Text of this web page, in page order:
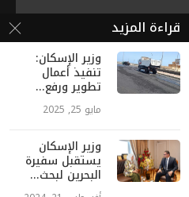
قراءة المزيد
وزير الإسكان:
تنفيذ أعمال
تطوير ورفع...
مايو 25, 2025
وزير الإسكان
يستقبل سفيرة
البحرين لبحث...